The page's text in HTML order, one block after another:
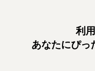
利
あなたにぴっ